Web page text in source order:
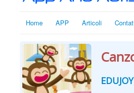
Home APP Articoli